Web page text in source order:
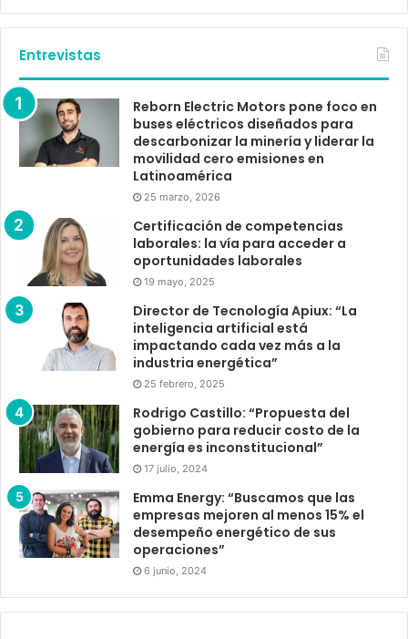
Entrevistas
Reborn Electric Motors pone foco en
buses eléctricos diseñados para
descarbonizar la minería y liderar la
movilidad cero emisiones en
Latinoamérica
25 marzo, 2026
Certificación de competencias
laborales: la vía para acceder a
oportunidades laborales
19 mayo, 2025
Director de Tecnología Apiux: “La
inteligencia artificial está
impactando cada vez más a la
industria energética”
25 febrero, 2025
Rodrigo Castillo: “Propuesta del
gobierno para reducir costo de la
energía es inconstitucional”
17 julio, 2024
Emma Energy: “Buscamos que las
empresas mejoren al menos 15% el
desempeño energético de sus
operaciones”
6 junio, 2024